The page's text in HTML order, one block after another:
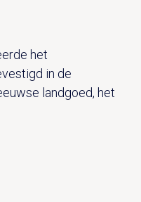
het
in de
landgoed, het